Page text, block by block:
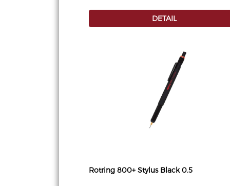
DETAIL
Rotring 800+ Stylus Black 0.5